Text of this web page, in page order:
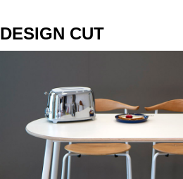
DESIGN CUT